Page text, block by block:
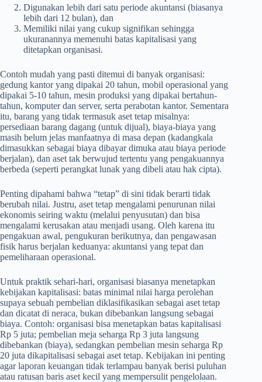
Digunakan lebih dari satu periode akuntansi (biasanya
lebih dari 12 bulan), dan
Memiliki nilai yang cukup signifikan sehingga
ukuranannya memenuhi batas kapitalisasi yang
ditetapkan organisasi.
Contoh mudah yang pasti ditemui di banyak organisasi:
gedung kantor yang dipakai 20 tahun, mobil operasional yang
dipakai 5-10 tahun, mesin produksi yang dipakai bertahun-
tahun, komputer dan server, serta perabotan kantor. Sementara
itu, barang yang tidak termasuk aset tetap misalnya:
persediaan barang dagang (untuk dijual), biaya-biaya yang
masih belum jelas manfaatnya di masa depan (kadangkala
dimasukkan sebagai biaya dibayar dimuka atau biaya periode
berjalan), dan aset tak berwujud tertentu yang pengakuannya
berbeda (seperti perangkat lunak yang dibeli atau hak cipta).
Penting dipahami bahwa “tetap” di sini tidak berarti tidak
berubah nilai. Justru, aset tetap mengalami penurunan nilai
ekonomis seiring waktu (melalui penyusutan) dan bisa
mengalami kerusakan atau menjadi usang. Oleh karena itu
pengakuan awal, pengukuran berikutnya, dan pengawasan
fisik harus berjalan keduanya: akuntansi yang tepat dan
pemeliharaan operasional.
Untuk praktik sehari-hari, organisasi biasanya menetapkan
kebijakan kapitalisasi: batas minimal nilai harga perolehan
supaya sebuah pembelian diklasifikasikan sebagai aset tetap
dan dicatat di neraca, bukan dibebankan langsung sebagai
biaya. Contoh: organisasi bisa menetapkan batas kapitalisasi
Rp 5 juta; pembelian meja seharga Rp 3 juta langsung
dibebankan (biaya), sedangkan pembelian mesin seharga Rp
20 juta dikapitalisasi sebagai aset tetap. Kebijakan ini penting
agar laporan keuangan tidak terlampau banyak berisi puluhan
atau ratusan baris aset kecil yang mempersulit pengelolaan.